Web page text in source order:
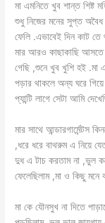
মা এমনিতে খুব শান্ত শিষ্ট
শুধু নিজের মনের সুপ্ত অবৈধ
ফেলি .এভাবেই দিন কাট
মার আরও কাছাকাছি আসতে
গেছি ,শুনে খুব খুশি হই .মা
পড়ার থাকলে অন্য ঘরে
প্যান্টি লাগে সেটা আমি
মার সাথে আন্ডারগার্মেন্টস
,ধরে ধরে বাথরুম এ নিয়ে
দুধ এ টাচ করতাম না ,ভুল
ফেলেছিলাম ,মা ও কিছু মনে
মা কে যৌনসুখ না দিতে